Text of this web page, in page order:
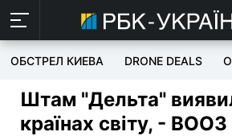
ОБСТРЕЛ КИЕВА DRONE DEALS
Штам "Дельта"
країнах світу, - ВООЗ